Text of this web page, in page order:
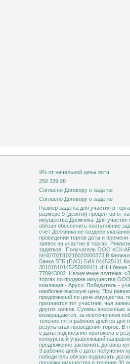
9% от начальной цены лота
250 339,98
Согласно Договору о задатке
Согласно Договору о задатке
Размер задатка для участия в
размере 9 (девяти) процентов от
имущества Должника. Для участия
обязан обеспечить поступление
счет Должника не позднее
проведении торгов даты и
заявок на участие в торгах.
задатков: Получатель ООО «СК-
№40702810218020000373 В
Банка ВТБ (ПАО) БИК 044525411
30101810145250000411 ИНН банка
770943002. Назначение платежа:
торгах по продаже имущества
компания - Арус». Победитель -
наиболее высокую цену. При
предложений по цене имущества,
признается тот участник, чья
других заявок. Суммы внесенных
возвращаются, за исключением
течение пяти рабочих дней со дня
результатах проведения торгов. В
с даты подписания протокола о
конкурсный управляющий
предложение заключить договор
3 рабочих дней с даты получения
победитель обязан подписать
продажи имущества в течение 30